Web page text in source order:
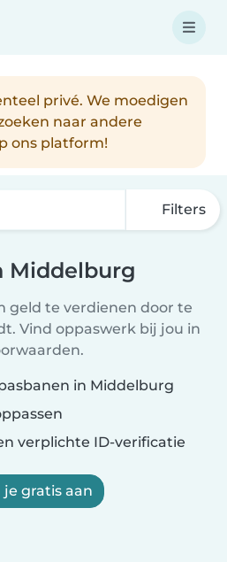
privé. We moedigen
naar andere
ons platform!
Filters
Middelburg
geld te verdienen door te
Vind oppaswerk bij jou in
in Middelburg
verplichte ID-verificatie
je gratis aan